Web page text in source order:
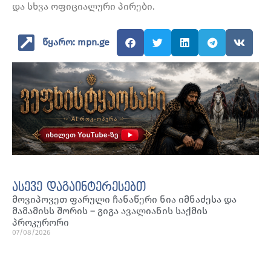
და სხვა ოფიციალური პირები.
წყარო: mpn.ge
ასევე დაგაინტერესებთ
მოვიპოვეთ ფარული ჩანაწერი ნია იმნაძესა და
მამამისს შორის – გიგა ავალიანის საქმის
პროკურორი
07/08/2026